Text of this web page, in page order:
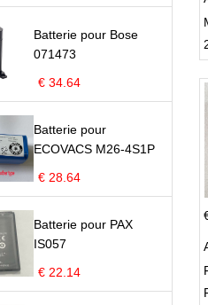
Batterie pour Bose
071473
€ 34.64
Batterie pour
ECOVACS M26-4S1P
€ 28.64
Batterie pour PAX
IS057
€ 22.14